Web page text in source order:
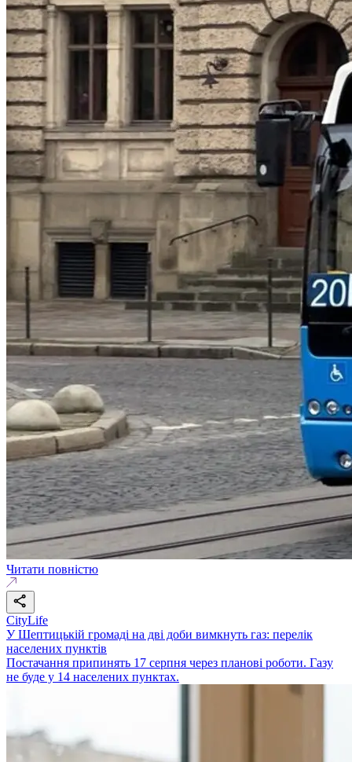
Читати повністю
CityLife
У Шептицькій громаді на дві доби вимкнуть газ: перелік
населених пунктів
Постачання припинять 17 серпня через планові роботи. Газу
не буде у 14 населених пунктах.